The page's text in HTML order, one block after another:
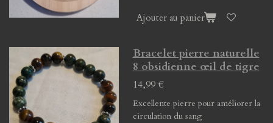
Ajouter au panier
Bracelet pierre naturelle
8 obsidienne œil de tigre
14,99 €
Excellente pierre pour améliorer la
circulation du sang